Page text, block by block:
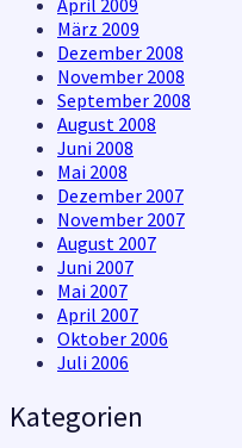
April 2009
März 2009
Dezember 2008
November 2008
September 2008
August 2008
Juni 2008
Mai 2008
Dezember 2007
November 2007
August 2007
Juni 2007
Mai 2007
April 2007
Oktober 2006
Juli 2006
Kategorien